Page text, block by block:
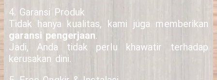
4. Garansi Produk
Tidak hanya kualitas, kami juga memberikan
garansi pengerjaan.
Jadi, Anda tidak perlu khawatir terhadap
kerusakan dini.